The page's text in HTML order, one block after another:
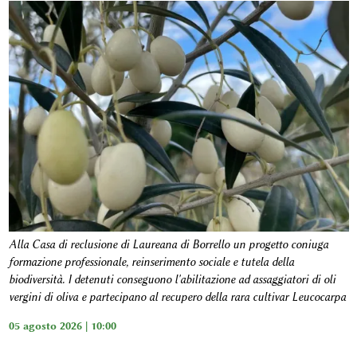
Alla Casa di reclusione di Laureana di Borrello un progetto coniuga
formazione professionale, reinserimento sociale e tutela della
biodiversità. I detenuti conseguono l'abilitazione ad assaggiatori di oli
vergini di oliva e partecipano al recupero della rara cultivar Leucocarpa
05 agosto 2026 | 10:00